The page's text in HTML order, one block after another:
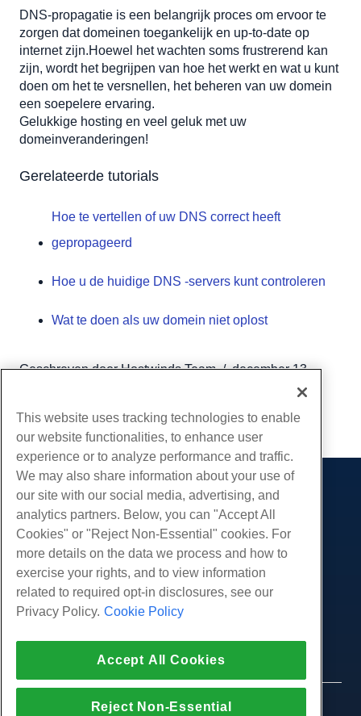
DNS-propagatie is een belangrijk proces om ervoor te
zorgen dat domeinen toegankelijk en up-to-date op
internet zijn.Hoewel het wachten soms frustrerend kan
zijn, wordt het begrijpen van hoe het werkt en wat u kunt
doen om het te versnellen, het beheren van uw domein
een soepelere ervaring.
Gelukkige hosting en veel geluk met uw
domeinveranderingen!
Gerelateerde tutorials
Hoe te vertellen of uw DNS correct heeft
gepropageerd
Hoe u de huidige DNS -servers kunt controleren
Wat te doen als uw domein niet oplost
Geschreven door Hostwinds Team/december 13,
Kopiëren URL
Producten
Web hosting
Zakelijke hosting
White Label-wederverkoper
Beheerde Linux VPS
Onbeheerde Windows VPS
Cloud Servers
Load Balancers
Diensten
Website-migraties
Gemeenschap
Productdocumentatie
Tutorials
Bedrijf
Over ons
Neem contact op
druk op
Affiliate-programma
Politie
Ondersteuning
Live chat met ons
Open een ondersteuningskaartje
© 2010-2026 Hostwinds, een HostPapa Inc. bedrijf.
This website uses tracking technologies to enable
our website functionalities, to enhance user
experience or to analyze performance and traffic.
We may also share information about your use of
our site with our social media, advertising, and
analytics partners. Below, you can "Accept All
Cookies" or "Reject Non-Essential" cookies. For
more details on the data we process and how to
exercise your rights, and to view information
related to required opt-in disclosures, see our
Privacy Policy. Cookie Policy
Accept All Cookies
Reject Non-Essential